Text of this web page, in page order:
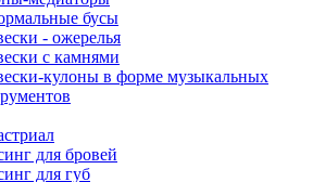
бусы
- ожерелья
с камнями
кулоны в форме музыкальных
для бровей
для губ